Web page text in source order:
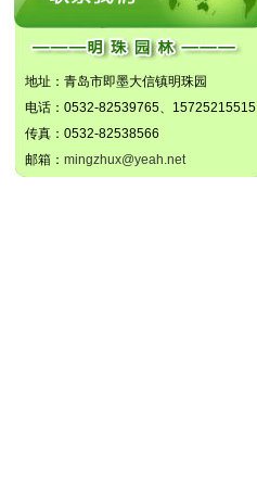
地址：青岛市即墨大信镇明珠园
电话：0532-82539765、15725215515
传真：0532-82538566
邮箱： mingzhux@yeah.net